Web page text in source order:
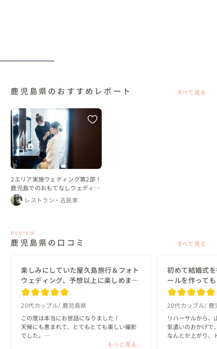
鹿児島県のおすすめレポート すべて見る
2エリア実施ウェディング第2部！
鹿児島でのおもてなしウェディン
グ
レストラン・古民家
REVIEW
鹿児島県の口コミ すべて見る
楽しみにしていた屋久島旅行＆フォト
ウェディング、予想以上に楽しめまし
た。
20代カップル 鹿児島県
この度は本当にお世話になりました！
天候にも恵まれて、とてもとても楽しい撮影
でした。
また、風の強いロケ地も無理言って撮影して
もっと見る...
初めて結婚式
ールを作って
20代カップル 鹿
リハーサルから、
気遣いのおかげで
なんとか上がり、